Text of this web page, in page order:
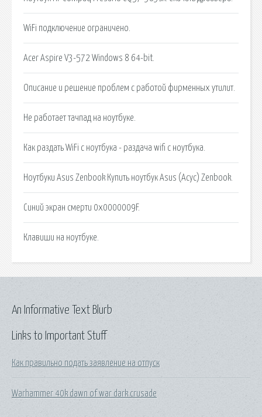
WiFi подключение ограничено.
Acer Aspire V3-572 Windows 8 64-bit.
Описание и решение проблем с работой фирменных утилит.
Не работает тачпад на ноутбуке.
Как раздать WiFi с ноутбука - раздача wifi с ноутбука.
Ноутбуки Asus Zenbook Купить ноутбук Asus (Асус) Zenbook.
Синий экран смерти 0x0000009F.
Клавиши на ноутбуке.
Links to Important Stuff
Как правильно подать заявление на отпуск
Warhammer 40k dawn of war dark crusade
An Informative Text Blurb